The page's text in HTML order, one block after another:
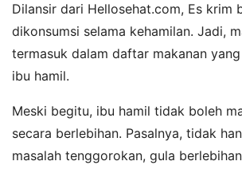
Dilansir dari Hellosehat.com, Es krim
dikonsumsi selama kehamilan. Jadi,
termasuk dalam daftar makanan
ibu hamil.
Meski begitu, ibu hamil tidak boleh
secara berlebihan. Pasalnya, tidak
masalah tenggorokan, gula